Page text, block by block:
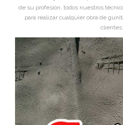
de su profesión, todos nuestros
para realizar cualquier obra de
clientes.